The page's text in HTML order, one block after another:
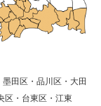
田区・品川区・大田
区・台東区・江東